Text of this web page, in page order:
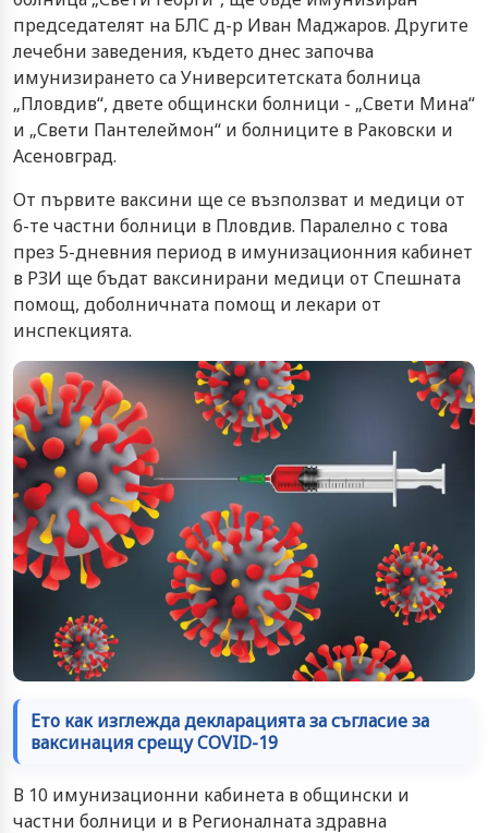
председателят на БЛС д-р Иван Маджаров. Другите
лечебни заведения, където днес започва
имунизирането са Университетската болница
„Пловдив“, двете общински болници - „Свети Мина“
и „Свети Пантелеймон“ и болниците в Раковски и
Асеновград.
От първите ваксини ще се възползват и медици от
6-те частни болници в Пловдив. Паралелно с това
през 5-дневния период в имунизационния кабинет
в РЗИ ще бъдат ваксинирани медици от Спешната
помощ, доболничната помощ и лекари от
инспекцията.
Ето как изглежда декларацията за съгласие за
ваксинация срещу COVID-19
В 10 имунизационни кабинета в общински и
частни болници и в Регионалната здравна